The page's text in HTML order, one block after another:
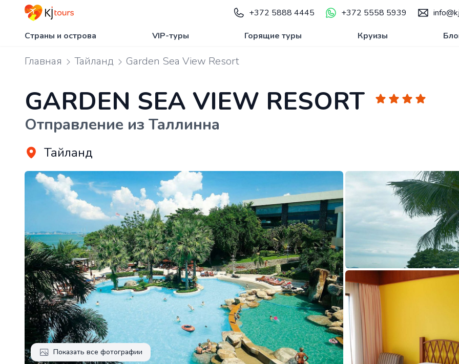
+372 5888 4445 +372 5558 5939
Страны и острова VIP-туры Горящие туры Круизы
Главная Тайланд Garden Sea View Resort
GARDEN SEA VIEW RESORT
Отправление из Таллинна
Тайланд
Показать все фотографии